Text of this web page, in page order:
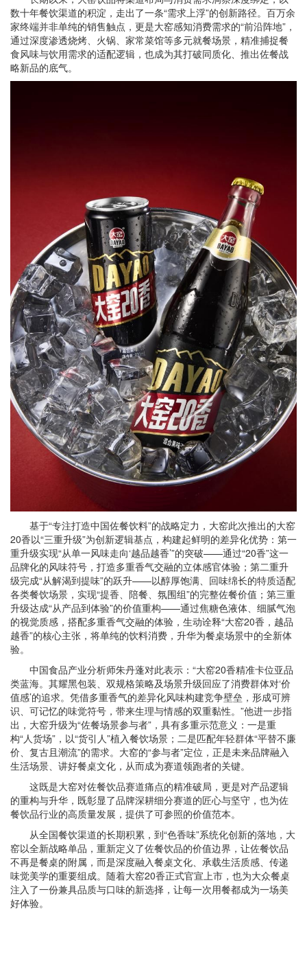
数十年餐饮渠道的积淀，走出了一条“需求上浮”的创新路径。百万余
家终端并非单纯的销售触点，更是大窑感知消费需求的“前沿阵地”，
通过深度渗透烧烤、火锅、家常菜馆等多元就餐场景，精准捕捉餐
食风味与饮用需求的适配逻辑，也成为其打破同质化、推出佐餐战
略新品的底气。
基于“专注打造中国佐餐饮料”的战略定力，大窑此次推出的大窑
20香以“三重升级”为创新逻辑基点，构建起鲜明的差异化优势：第一
重升级实现“从单一风味走向‘越品越香’”的突破——通过“20香”这一
品牌化的风味符号，打造多重香气交融的立体感官体验；第二重升
级完成“从解渴到提味”的跃升——以醇厚饱满、回味绵长的特质适配
各类餐饮场景，实现“提香、陪餐、氛围组”的完整佐餐价值；第三重
升级达成“从产品到体验”的价值重构——通过焦糖色液体、细腻气泡
的视觉质感，搭配多重香气交融的体验，生动诠释“大窑20香，越品
越香”的核心主张，将单纯的饮料消费，升华为餐桌场景中的全新体
验。
中国食品产业分析师朱丹蓬对此表示：“大窑20香精准卡位亚品
类蓝海。其耀黑包装、双规格策略及场景升级回应了消费群体对‘价
值感’的追求。凭借多重香气的差异化风味构建竞争壁垒，形成可辨
识、可记忆的味觉符号，带来生理与情感的双重黏性。”他进一步指
出，大窑升级为“佐餐场景参与者”，具有多重示范意义：一是重
构“人货场”，以“货引人”植入餐饮场景；二是匹配年轻群体“平替不廉
价、复古且潮流”的需求。大窑的“参与者”定位，正是未来品牌融入
生活场景、讲好餐桌文化，从而成为赛道领跑者的关键。
这既是大窑对佐餐饮品赛道痛点的精准破局，更是对产品逻辑
的重构与升华，既彰显了品牌深耕细分赛道的匠心与坚守，也为佐
餐饮品行业的高质量发展，提供了可参照的价值范本。
从全国餐饮渠道的长期积累，到“色香味”系统化创新的落地，大
窑以全新战略单品，重新定义了佐餐饮品的价值边界，让佐餐饮品
不再是餐桌的附属，而是深度融入餐桌文化、承载生活质感、传递
味觉美学的重要组成。随着大窑20香正式官宣上市，也为大众餐桌
注入了一份兼具品质与口味的新选择，让每一次用餐都成为一场美
好体验。